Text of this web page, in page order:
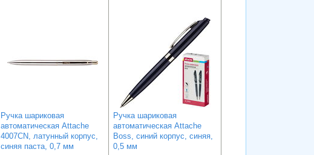
Ручка шариковая
автоматическая Attache
4007CN, латунный корпус,
синяя паста, 0,7 мм
Ручка шариковая
автоматическая Attache
Boss, синий корпус, синяя,
0,5 мм